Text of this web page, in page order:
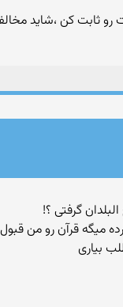
ثابت کن ،شاید
میگه قرآن رو من
بیاری